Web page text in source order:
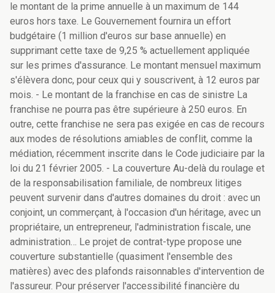
le montant de la prime annuelle à un maximum de 144
euros hors taxe. Le Gouvernement fournira un effort
budgétaire (1 million d'euros sur base annuelle) en
supprimant cette taxe de 9,25 % actuellement appliquée
sur les primes d'assurance. Le montant mensuel maximum
s'élèvera donc, pour ceux qui y souscrivent, à 12 euros par
mois. - Le montant de la franchise en cas de sinistre La
franchise ne pourra pas être supérieure à 250 euros. En
outre, cette franchise ne sera pas exigée en cas de recours
aux modes de résolutions amiables de conflit, comme la
médiation, récemment inscrite dans le Code judiciaire par la
loi du 21 février 2005. - La couverture Au-delà du roulage et
de la responsabilisation familiale, de nombreux litiges
peuvent survenir dans d'autres domaines du droit : avec un
conjoint, un commerçant, à l'occasion d'un héritage, avec un
propriétaire, un entrepreneur, l'administration fiscale, une
administration… Le projet de contrat-type propose une
couverture substantielle (quasiment l'ensemble des
matières) avec des plafonds raisonnables d'intervention de
l'assureur. Pour préserver l'accessibilité financière du